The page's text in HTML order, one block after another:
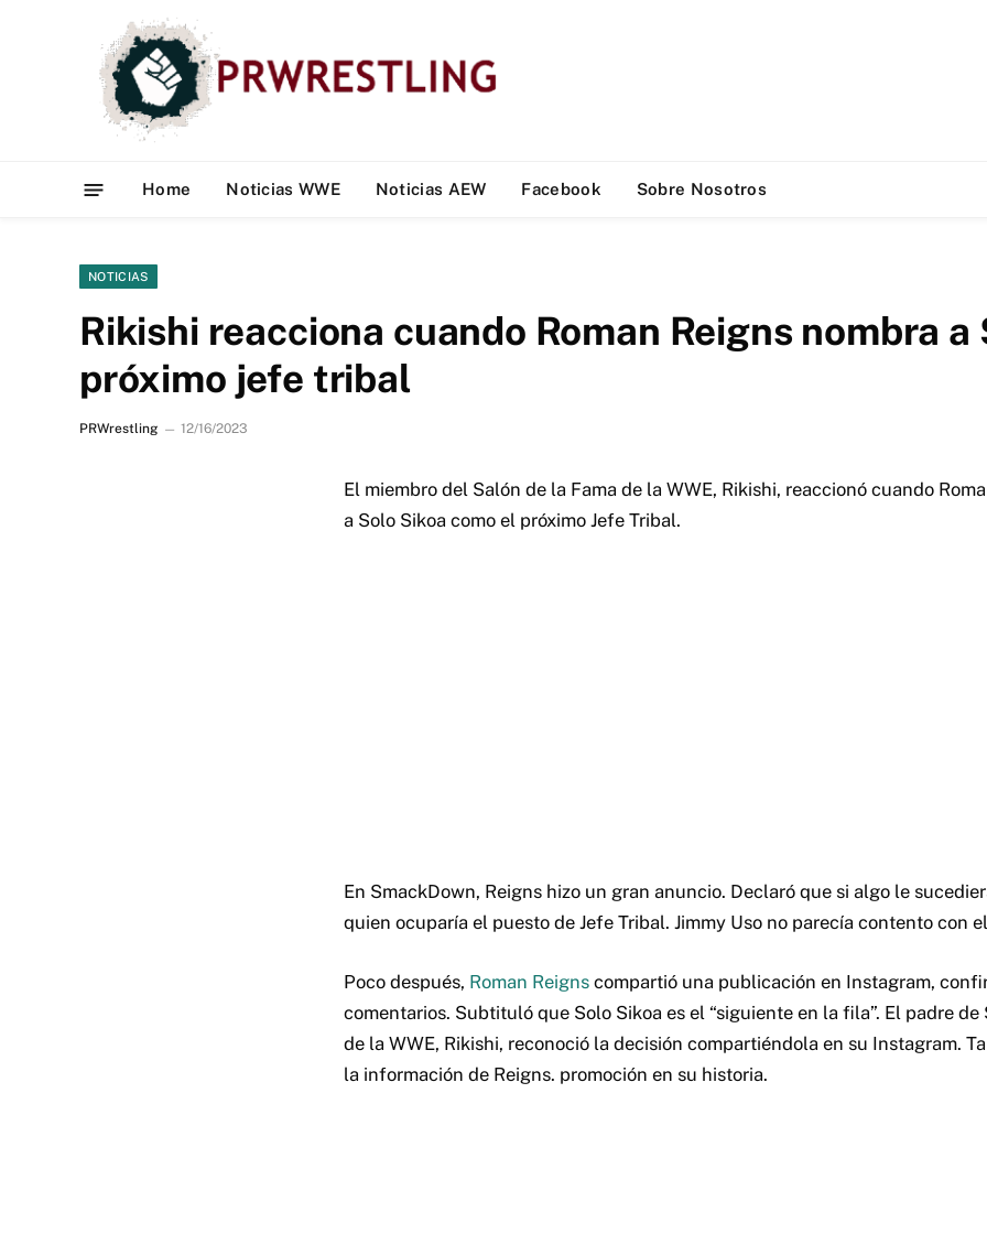
Home Noticias WWE Noticias AEW Facebook Sobre Nosotros
NOTICIAS
Rikishi reacciona cuando Roman Reigns nombra
próximo jefe tribal
PRWrestling 12/16/2023
El miembro del Salón de la Fama de la WWE, Rikishi, reaccionó cuando
a Solo Sikoa como el próximo Jefe Tribal.
En SmackDown, Reigns hizo un gran anuncio. Declaró que si algo le
quien ocuparía el puesto de Jefe Tribal. Jimmy Uso no parecía contento con
Poco después, Roman Reigns compartió una publicación en Instagram,
comentarios. Subtituló que Solo Sikoa es el “siguiente en la fila”. El padre de
de la WWE, Rikishi, reconoció la decisión compartiéndola en su Instagram.
la información de Reigns. promoción en su historia.